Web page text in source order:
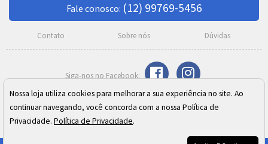
Fale conosco: (12) 99769-5456
Contato Sobre nós Dúvidas
Razão Social: Meire C. Moreno Silva SJ Campos ME
CNPJ: 02.410.973/0001-24
Endereço: Rua Cel. José Monteiro, 392 - Centro - São José dos Campos/SP
Nossa loja utiliza cookies para melhorar a sua experiência no site. Ao
continuar navegando, você concorda com a nossa Política de
Privacidade. Política de Privacidade.